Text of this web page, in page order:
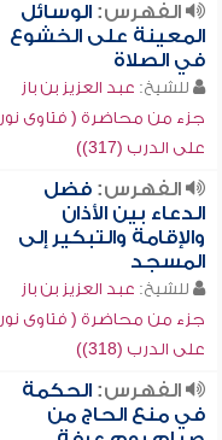
الفهرس:الوسائل
المعينة على الخشوع
في الصلاة
للشيخ: عبد العزيز بن باز
جزء من محاضرة ( فتاوى نور
على الدرب (317))
الفهرس:فضل
الدعاء بين الأذان
والإقامة والتبكير إلى
المسجد
للشيخ: عبد العزيز بن باز
جزء من محاضرة ( فتاوى نور
على الدرب (318))
الفهرس:الحكمة
في منع الحاج من